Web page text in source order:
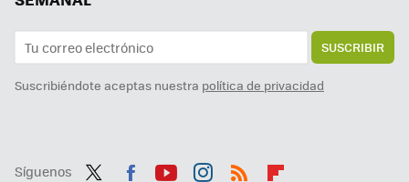
SUSCRIBIR
Suscribiéndote aceptas nuestra política de privacidad
Síguenos